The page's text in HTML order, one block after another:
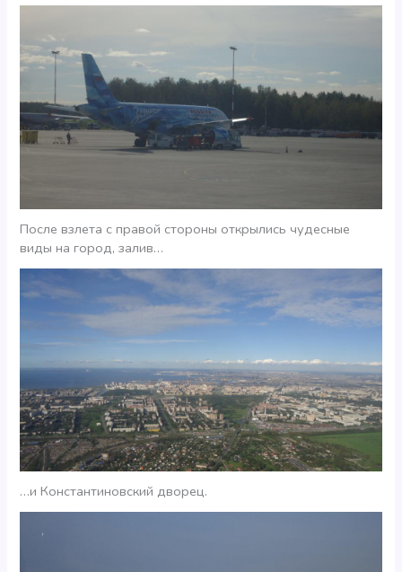
После взлета с правой стороны открылись чудесные
виды на город, залив…
…и Константиновский дворец.